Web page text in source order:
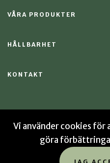
Vi använder cookies för
göra
VÅRA PRODUKTER
HÅLLBARHET
KONTAKT
© 2026 Sekab
Cookies